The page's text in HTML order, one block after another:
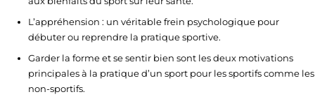
L’appréhension : un véritable frein psychologique pour
débuter ou reprendre la pratique sportive.
Garder la forme et se sentir bien sont les deux motivations
principales à la pratique d’un sport pour les sportifs comme les
non-sportifs.